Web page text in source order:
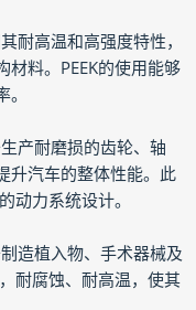
耐高温和高强度特性，
料。PEEK的使用能够
产耐磨损的齿轮、轴
升汽车的整体性能。此
动力系统设计。
造植入物、手术器械及
耐腐蚀、耐高温，使其